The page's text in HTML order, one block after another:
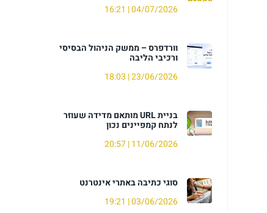
04/07/2026
וורדפרס – ממשק הניהול הבסיסי
ורכיבי הליבה
23/06/2026
בניית URL מותאם מדידה שעוזר
לנתח קמפיינים נכון
11/06/2026
20:57
סוגי כתיבה באתרי אינטרנט
03/06/2026